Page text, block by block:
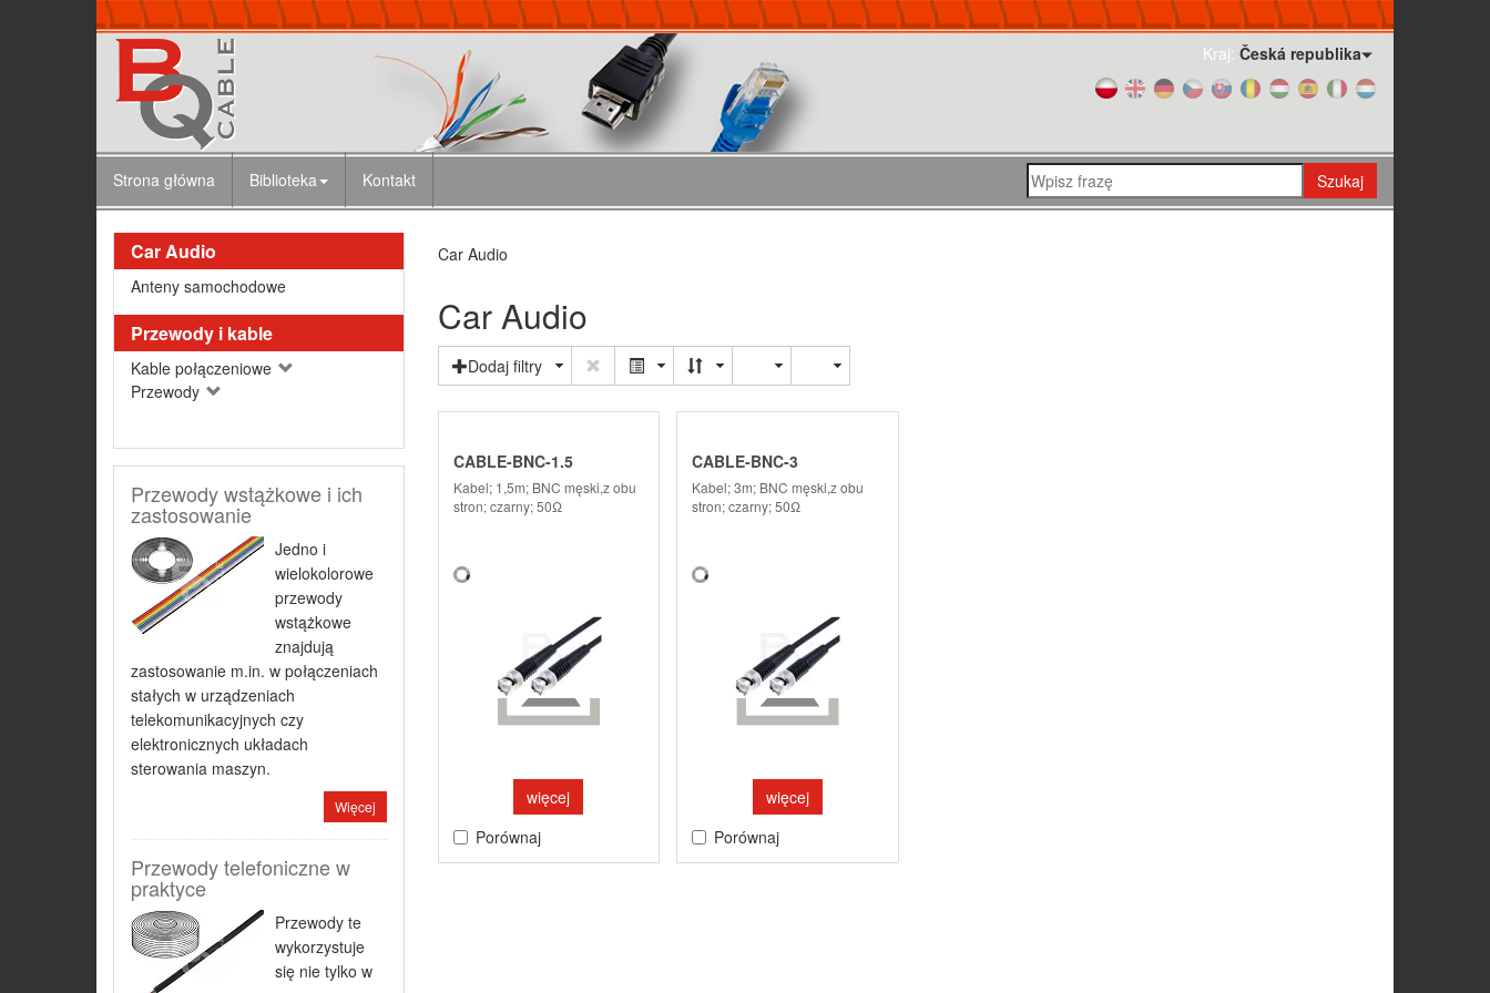
Kraj: Česká republika
Strona główna Biblioteka Kontakt Szukaj
Car Audio
Anteny samochodowe
Przewody i kable
Kable połączeniowe
Przewody
Przewody wstążkowe i ich
zastosowanie
Jedno i
wielokolorowe
przewody
wstążkowe
znajdują
zastosowanie m.in. w połączeniach
stałych w urządzeniach
telekomunikacyjnych czy
elektronicznych układach
sterowania maszyn.
Więcej
Przewody telefoniczne w
praktyce
Przewody te
wykorzystuje
się nie tylko w
Car Audio
Car Audio
Dodaj filtry
CABLE-BNC-1.5
Kabel; 1,5m; BNC męski,z obu
stron; czarny; 50Ω
więcej
Porównaj
CABLE-BNC-3
Kabel; 3m; BNC męski,z obu
stron; czarny; 50Ω
więcej
Porównaj